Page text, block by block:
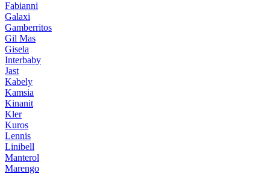
Fabianni
Galaxi
Gamberritos
Gil Mas
Gisela
Interbaby
Jast
Kabely
Kamsia
Kinanit
Kler
Kuros
Lennis
Linibell
Manterol
Marengo